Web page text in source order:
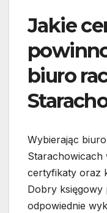
Jakie
biuro
Wybierając
certyfikaty oraz
Dobry księgowy
odpowiednie